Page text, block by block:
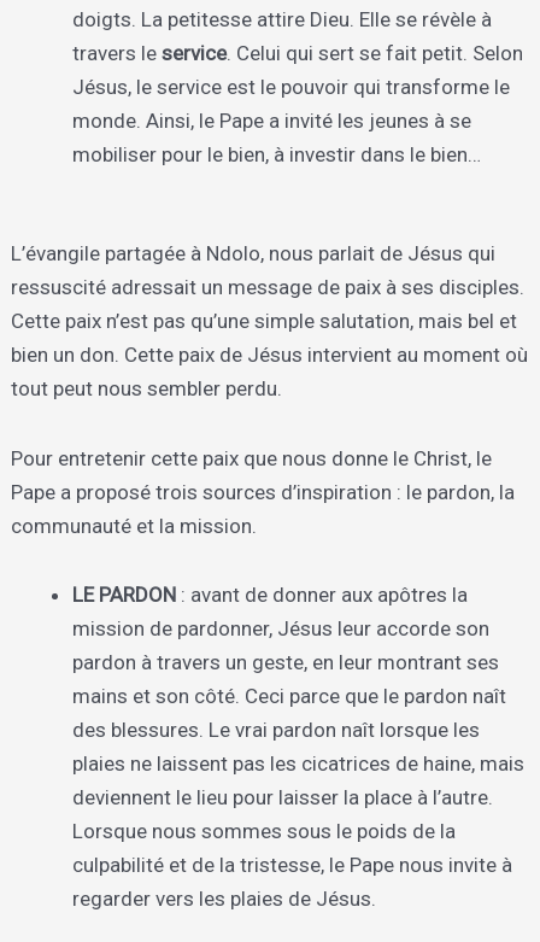
doigts. La petitesse attire Dieu. Elle se révèle à
travers le service. Celui qui sert se fait petit. Selon
Jésus, le service est le pouvoir qui transforme le
monde. Ainsi, le Pape a invité les jeunes à se
mobiliser pour le bien, à investir dans le bien…
L’évangile partagée à Ndolo, nous parlait de Jésus qui
ressuscité adressait un message de paix à ses disciples.
Cette paix n’est pas qu’une simple salutation, mais bel et
bien un don. Cette paix de Jésus intervient au moment où
tout peut nous sembler perdu.
Pour entretenir cette paix que nous donne le Christ, le
Pape a proposé trois sources d’inspiration : le pardon, la
communauté et la mission.
LE PARDON : avant de donner aux apôtres la
mission de pardonner, Jésus leur accorde son
pardon à travers un geste, en leur montrant ses
mains et son côté. Ceci parce que le pardon naît
des blessures. Le vrai pardon naît lorsque les
plaies ne laissent pas les cicatrices de haine, mais
deviennent le lieu pour laisser la place à l’autre.
Lorsque nous sommes sous le poids de la
culpabilité et de la tristesse, le Pape nous invite à
regarder vers les plaies de Jésus.